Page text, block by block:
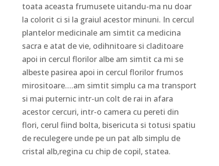
toata aceasta frumusete uitandu-ma nu doar
la colorit ci si la graiul acestor minuni. In cercul
plantelor medicinale am simtit ca medicina
sacra e atat de vie, odihnitoare si claditoare
apoi in cercul florilor albe am simtit ca mi se
albeste pasirea apoi in cercul florilor frumos
mirositoare….am simtit simplu ca ma transport
si mai puternic intr-un colt de rai in afara
acestor cercuri, intr-o camera cu pereti din
flori, cerul fiind bolta, bisericuta si totusi spatiu
de reculegere unde pe un pat alb simplu de
cristal alb,regina cu chip de copil, statea.